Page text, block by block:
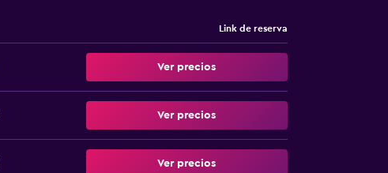
Link de reserva
Ver precios
Ver precios
Ver precios